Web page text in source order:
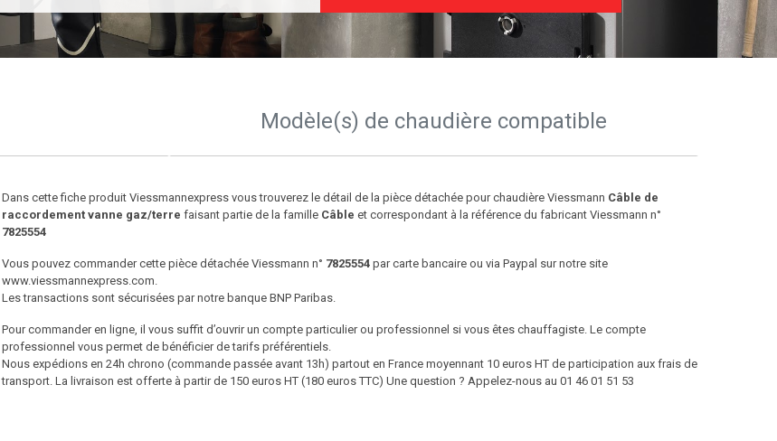
Modèle(s) de chaudière compatible
Dans cette fiche produit Viessmannexpress vous trouverez le détail de la pièce détachée pour chaudière Viessmann Câble de
raccordement vanne gaz/terre faisant partie de la famille Câble et correspondant à la référence du fabricant Viessmann n°
7825554
Vous pouvez commander cette pièce détachée Viessmann n° 7825554par carte bancaire ou via Paypal sur notre site
www.viessmannexpress.com.
Les transactions sont sécurisées par notre banque BNP Paribas.
Pour commander en ligne, il vous suffit d’ouvrir un compte particulier ou professionnel si vous êtes chauffagiste. Le compte
professionnel vous permet de bénéficier de tarifs préférentiels.
Nous expédions en 24h chrono (commande passée avant 13h) partout en France moyennant 10 euros HT de participation aux frais de
transport. La livraison est offerte à partir de 150 euros HT (180 euros TTC) Une question ? Appelez-nous au 01 46 01 51 53